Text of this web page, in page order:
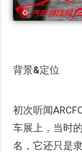
背景&定位
初次听闻
车展上，当时
名，它还只是